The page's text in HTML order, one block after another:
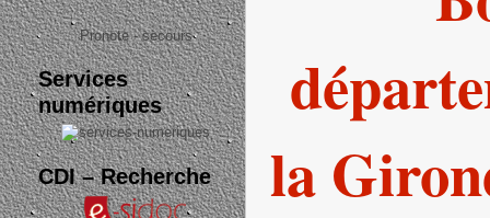
Pronote - secours
Services
numériques
CDI – Recherche
la